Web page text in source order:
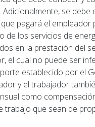
se debe
pagará el empleador
de los servicios de
en la prestación del
el cual no puede ser
establecido por el
y el trabajador
como
trabajo que sean de